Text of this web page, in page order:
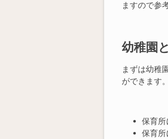
ますので参
幼稚園
まずは幼稚
ができます。
保育所
保育所